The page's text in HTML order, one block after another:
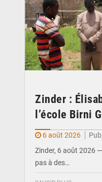
Zinder :
l’école Birni
6 août 2026
Zinder, 6 août 2026
pas à des…